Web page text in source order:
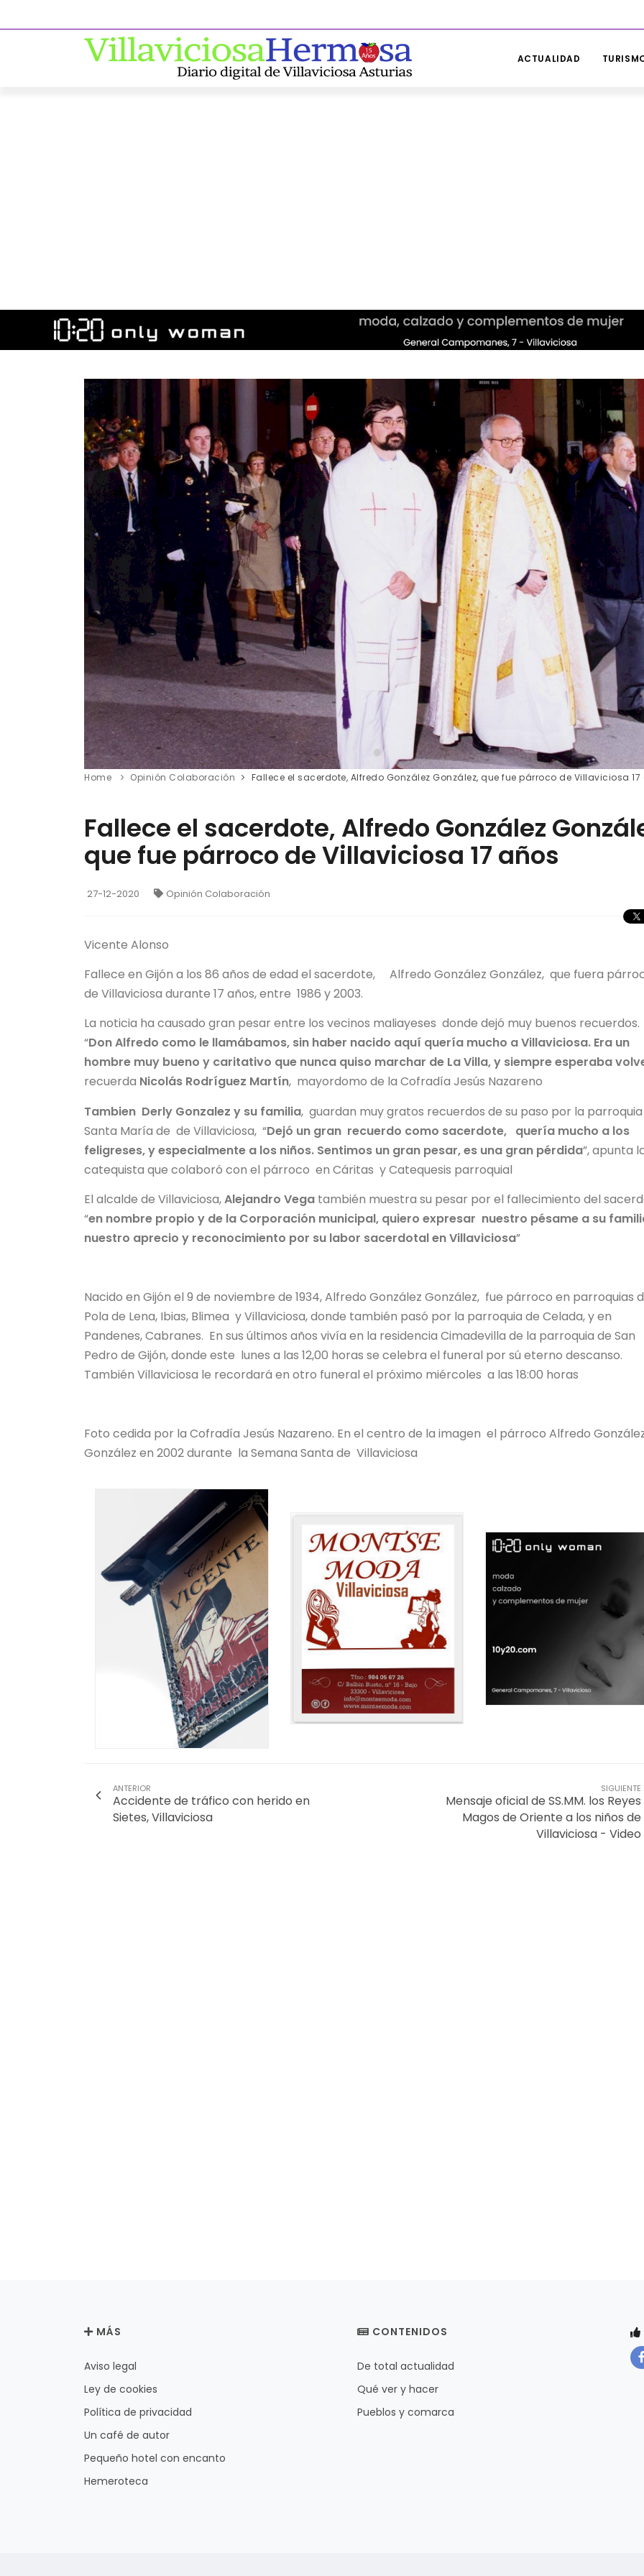
ACTUALIDAD
Home Opinión Colaboración Fallece el sacerdote, Alfredo González González, que fue párroco de Villaviciosa
Fallece el sacerdote, Alfredo González
que fue párroco de Villaviciosa 17 años
27-12-2020 Opinión Colaboración
Vicente Alonso
Fallece en Gijón a los 86 años de edad el sacerdote, Alfredo González González, que fuera
de Villaviciosa durante 17 años, entre 1986 y 2003.
La noticia ha causado gran pesar entre los vecinos maliayeses donde dejó muy buenos recuerdos.
“Don Alfredo como le llamábamos, sin haber nacido aquí quería mucho a Villaviciosa. Era un
hombre muy bueno y caritativo que nunca quiso marchar de La Villa, y siempre esperaba
recuerda Nicolás Rodríguez Martín, mayordomo de la Cofradía Jesús Nazareno
Tambien Derly Gonzalez y su familia, guardan muy gratos recuerdos de su paso por la
Santa María de de Villaviciosa, “Dejó un gran recuerdo como sacerdote, quería mucho a los
feligreses, y especialmente a los niños. Sentimos un gran pesar, es una gran pérdida”, apunta
catequista que colaboró con el párroco en Cáritas y Catequesis parroquial
El alcalde de Villaviciosa,Alejandro Vega también muestra su pesar por el fallecimiento del
“en nombre propio y de la Corporación municipal, quiero expresar nuestro pésame a su
nuestro aprecio y reconocimiento por su labor sacerdotal en Villaviciosa”
Nacido en Gijón el 9 de noviembre de 1934, Alfredo González González, fue párroco en parroquias
Pola de Lena, Ibias, Blimea y Villaviciosa, donde también pasó por la parroquia de Celada, y en
Pandenes, Cabranes. En sus últimos años vivía en la residencia Cimadevilla de la parroquia de San
Pedro de Gijón, donde este lunes a las 12,00 horas se celebra el funeral por sú eterno descanso.
También Villaviciosa le recordará en otro funeral el próximo miércoles a las 18:00 horas
Foto cedida por la Cofradía Jesús Nazareno. En el centro de la imagen el párroco Alfredo
González en 2002 durante la Semana Santa de Villaviciosa
ANTERIOR
Accidente de tráfico con herido en
Sietes, Villaviciosa
SIGUIENTE
Mensaje oficial de SS.MM. los Reyes
Magos de Oriente a los niños de
Villaviciosa - Video
MÁS
Aviso legal
Ley de cookies
Política de privacidad
Un café de autor
Pequeño hotel con encanto
Hemeroteca
CONTENIDOS
De total actualidad
Qué ver y hacer
Pueblos y comarca